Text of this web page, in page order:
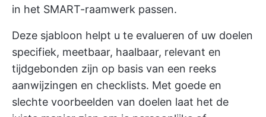
in het SMART-raamwerk passen.
Deze sjabloon helpt u te evalueren of uw doelen
specifiek, meetbaar, haalbaar, relevant en
tijdgebonden zijn op basis van een reeks
aanwijzingen en checklists. Met goede en
slechte voorbeelden van doelen laat het de